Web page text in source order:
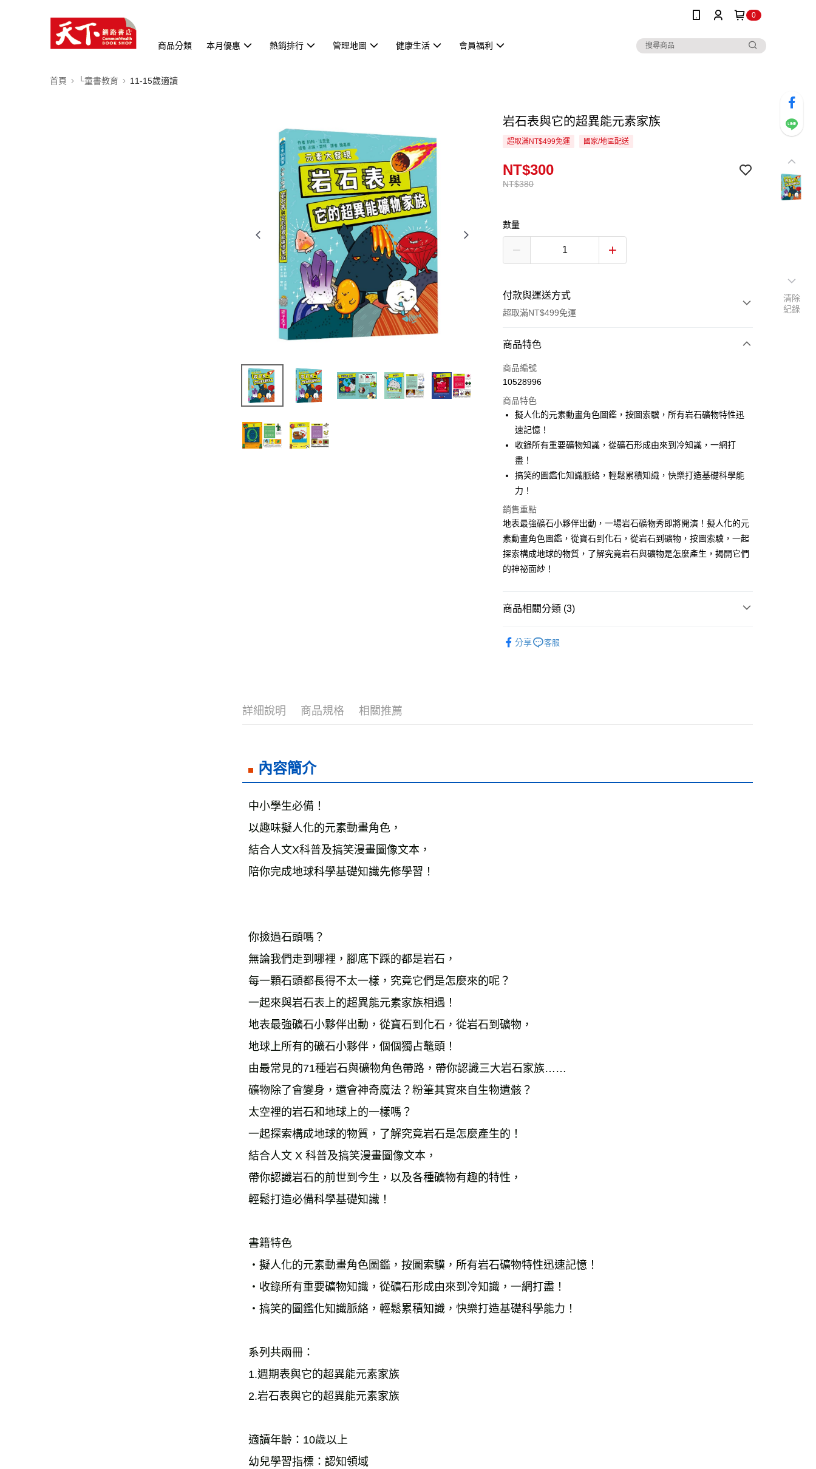
0
商品分類 本月優惠 熱銷排行 管理地圖 健康生活 會員福利
首頁 └童書教育 11-15歲適讀
岩石表與它的超異能元素家族
超取滿NT$499免運 國家/地區配送
NT$380
NT$300
數量
付款與運送方式
超取滿NT$499免運
付款方式
信用卡一次付款
LINE Pay
Apple Pay
街口支付
悠遊付
運送方式
全家取貨付款
付款後全家取貨
7-11取貨付款
商品特色
商品編號
10528996
商品特色
擬人化的元素動畫角色圖鑑，按圖索驥，所有岩石礦物特性迅
速記憶！
收錄所有重要礦物知識，從礦石形成由來到冷知識，一網打
盡！
搞笑的圖鑑化知識脈絡，輕鬆累積知識，快樂打造基礎科學能
力！
銷售重點
地表最強礦石小夥伴出動，一場岩石礦物秀即將開演！擬人化的元
素動畫角色圖鑑，從寶石到化石，從岩石到礦物，按圖索驥，一起
探索構成地球的物質，了解究竟岩石與礦物是怎麼產生，揭開它們
的神祕面紗！
商品相關分類 (3)
分享 客服
詳細說明 商品規格 相關推薦
內容簡介
中小學生必備！
以趣味擬人化的元素動畫角色，
結合人文X科普及搞笑漫畫圖像文本，
陪你完成地球科學基礎知識先修學習！
你撿過石頭嗎？
無論我們走到哪裡，腳底下踩的都是岩石，
每一顆石頭都長得不太一樣，究竟它們是怎麼來的呢？
一起來與岩石表上的超異能元素家族相遇！
地表最強礦石小夥伴出動，從寶石到化石，從岩石到礦物，
地球上所有的礦石小夥伴，個個獨占鼇頭！
由最常見的71種岩石與礦物角色帶路，帶你認識三大岩石家族……
礦物除了會變身，還會神奇魔法？粉筆其實來自生物遺骸？
太空裡的岩石和地球上的一樣嗎？
一起探索構成地球的物質，了解究竟岩石是怎麼產生的！
結合人文 X 科普及搞笑漫畫圖像文本，
帶你認識岩石的前世到今生，以及各種礦物有趣的特性，
輕鬆打造必備科學基礎知識！
書籍特色
‧擬人化的元素動畫角色圖鑑，按圖索驥，所有岩石礦物特性迅速記憶！
‧收錄所有重要礦物知識，從礦石形成由來到冷知識，一網打盡！
‧搞笑的圖鑑化知識脈絡，輕鬆累積知識，快樂打造基礎科學能力！
系列共兩冊：
1.週期表與它的超異能元素家族
2.岩石表與它的超異能元素家族
適讀年齡：10歲以上
幼兒學習指標：認知領域
清除
紀錄